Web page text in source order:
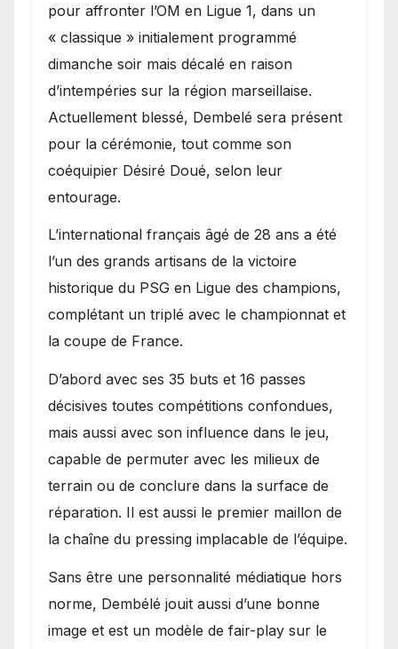
pour affronter l’OM en Ligue 1, dans un
« classique » initialement programmé
dimanche soir mais décalé en raison
d’intempéries sur la région marseillaise.
Actuellement blessé, Dembelé sera présent
pour la cérémonie, tout comme son
coéquipier Désiré Doué, selon leur
entourage.
L’international français âgé de 28 ans a été
l’un des grands artisans de la victoire
historique du PSG en Ligue des champions,
complétant un triplé avec le championnat et
la coupe de France.
D’abord avec ses 35 buts et 16 passes
décisives toutes compétitions confondues,
mais aussi avec son influence dans le jeu,
capable de permuter avec les milieux de
terrain ou de conclure dans la surface de
réparation. Il est aussi le premier maillon de
la chaîne du pressing implacable de l’équipe.
Sans être une personnalité médiatique hors
norme, Dembélé jouit aussi d’une bonne
image et est un modèle de fair-play sur le